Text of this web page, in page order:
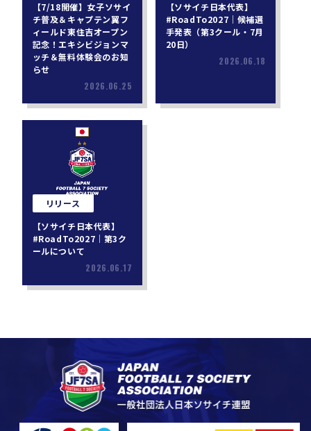
【7/18開催】女子ソサイ
チ普及＆キャプテン翼フ
ィールド東住吉オープン
記念！エキシビジョンマ
ッチ＆無料体験会のお知
らせ
2026.06.25
【ソサイチ日本代表】
#RoadTo2027｜候補選
手発表（第3クール・7月
20日）
2026.06.18
リリース
【ソサイチ日本代表】
#RoadTo2027｜第3ク
ールについて
2026.06.17